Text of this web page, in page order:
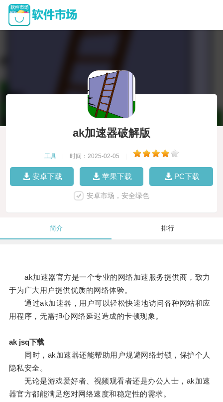
ak加速器破解版
工具 时间：2025-02-05
安卓下载 苹果下载 PC下载
安卓市场，安全绿色
简介 排行
ak加速器官方是一个专业的网络加速服务提供商，致力
于为广大用户提供优质的网络体验。
通过ak加速器，用户可以轻松快速地访问各种网站和应
用程序，无需担心网络延迟造成的卡顿现象。
ak jsq下载
同时，ak加速器还能帮助用户规避网络封锁，保护个人
隐私安全。
无论是游戏爱好者、视频观看者还是办公人士，ak加速
器官方都能满足您对网络速度和稳定性的需求。